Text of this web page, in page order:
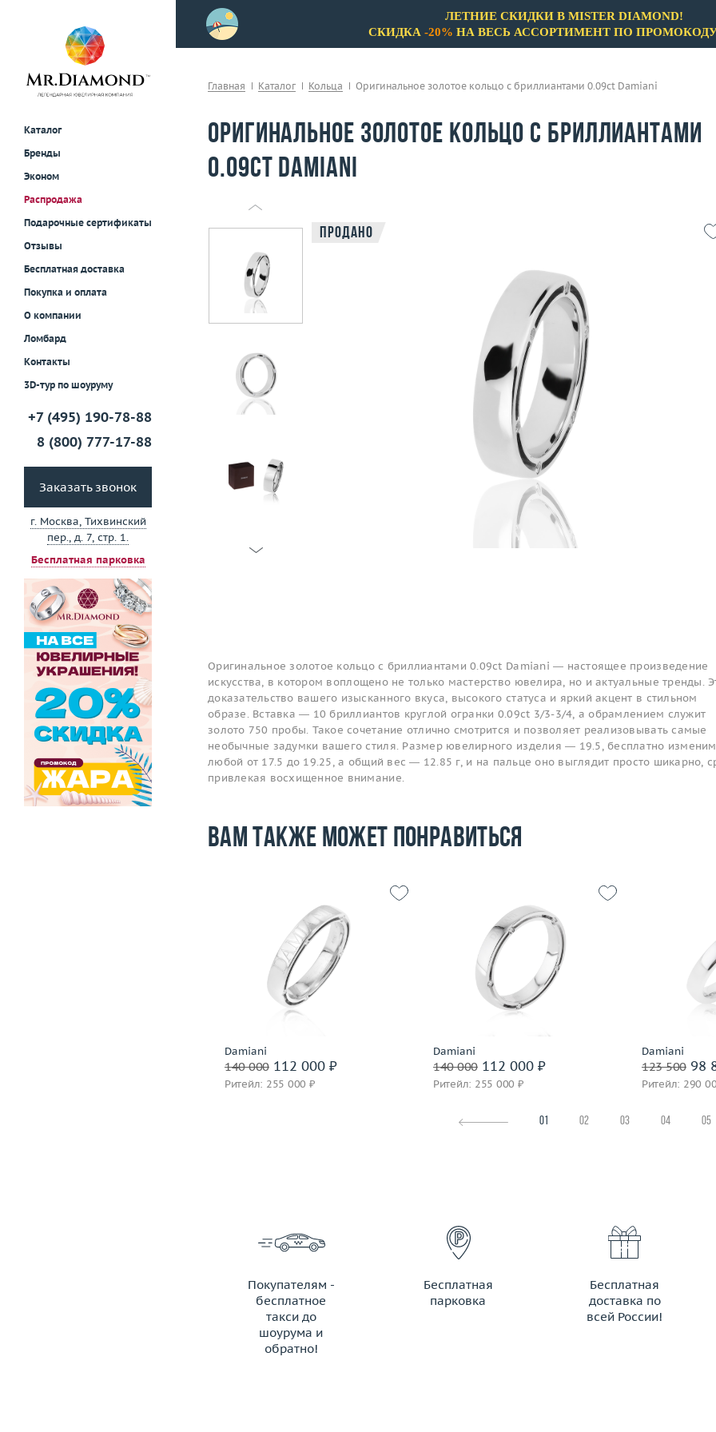
Каталог
Бренды
Эконом
Распродажа
Подарочные сертификаты
Отзывы
Бесплатная доставка
Покупка и оплата
О компании
Ломбард
Контакты
3D-тур по шоуруму
+7 (495) 190-78-88
8 (800) 777-17-88
Заказать звонок
г. Москва, Тихвинский
пер., д. 7, стр. 1.
Бесплатная парковка
примерки!
ЛЕТНИЕ СКИДКИ В MISTER DIAMOND!
СКИДКА -20% НА ВЕСЬ АССОРТИМЕНТ ПО
Главная Каталог Кольца Оригинальное золотое кольцо с бриллиантами 0.09ct Damiani
Оригинальное золотое кольцо с бриллиантами
0.09ct Damiani
Продано
Оригинальное золотое кольцо с бриллиантами 0.09ct Damiani — настоящее произведение
искусства, в котором воплощено не только мастерство ювелира, но и актуальные тренды.
доказательство вашего изысканного вкуса, высокого статуса и яркий акцент в стильном
образе. Вставка — 10 бриллиантов круглой огранки 0.09ct 3/3-3/4, а обрамлением служит
золото 750 пробы. Такое сочетание отлично смотрится и позволяет реализовывать самые
необычные задумки вашего стиля. Размер ювелирного изделия — 19.5, бесплатно
любой от 17.5 до 19.25, а общий вес — 12.85 г, и на пальце оно выглядит просто шикарно,
привлекая восхищенное внимание.
Вам также может понравиться
Damiani
140 000112 000 ₽
Ритейл: 255 000 ₽
Материал
золото 750 пробы
Подробнее
Damiani
140 000112 000 ₽
Ритейл: 255 000 ₽
Материал
золото 750 пробы
Подробнее
Damiani
123 50098
Ритейл: 290
01 02 03 04 05
Покупателям -
бесплатное
такси до
шоурума и
обратно!
ЗАКАЗАТЬ ТАКСИ
Бесплатная
парковка
Бесплатная
доставка по
всей России!